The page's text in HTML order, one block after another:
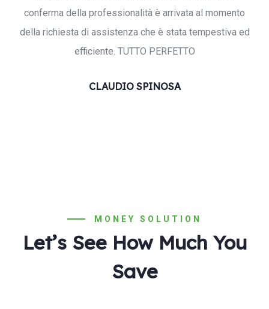
conferma della professionalità è arrivata al momento
della richiesta di assistenza che è stata tempestiva ed
efficiente. TUTTO PERFETTO
CLAUDIO SPINOSA
MONEY SOLUTION
Let’s See How Much You
Save